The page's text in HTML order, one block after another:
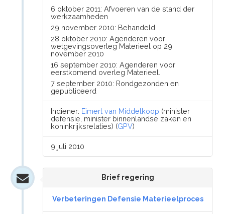
6 oktober 2011: Afvoeren van de stand der
werkzaamheden
29 november 2010: Behandeld
28 oktober 2010: Agenderen voor
wetgevingsoverleg Materieel op 29
november 2010
16 september 2010: Agenderen voor
eerstkomend overleg Materieel.
7 september 2010: Rondgezonden en
gepubliceerd
Indiener: Eimert van Middelkoop (minister
defensie, minister binnenlandse zaken en
koninkrijksrelaties) (GPV)
9 juli 2010
Brief regering
Verbeteringen Defensie Materieelproces